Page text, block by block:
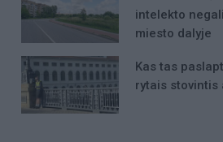
intelekto
miesto dalyje
Kas tas
rytais stovintis